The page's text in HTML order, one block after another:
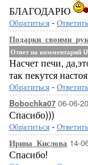
БЛАГОДАРЮ
Обратиться - Ответить
Ответ на комментарий
Насчет печи,
так пекутся
Обратиться - Ответить
Bobochka07 06-06-
Спасибо)))
Обратиться - Ответить
Ирина_Кислова 14-
Спасибо!